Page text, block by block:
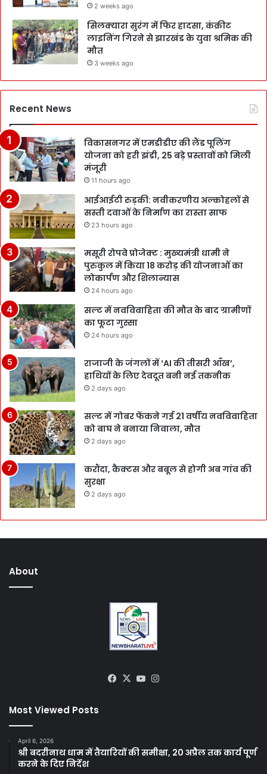
2 weeks ago
सिलक्यारा सुरंग में फिर हादसा, कंक्रीट
लाइनिंग गिरने से झारखंड के युवा श्रमिक की
मौत
3 weeks ago
Recent News
विकासनगर में एमडीडीए की लैंड पूलिंग
योजना को हरी झंडी, 25 बड़े प्रस्तावों को मिली
मंजूरी
11 hours ago
आईआईटी रुड़की: नवीकरणीय अल्कोहलों से
सस्ती दवाओं के निर्माण का रास्ता साफ
23 hours ago
मसूरी रोपवे प्रोजेक्ट : मुख्‍यमंत्री धामी ने
पुरुकुल में किया 18 करोड़ की योजनाओं का
लोकार्पण और शिलान्यास
24 hours ago
सल्ट में नवविवाहिता की मौत के बाद ग्रामीणों
का फूटा गुस्सा
24 hours ago
राजाजी के जंगलों में ‘AI की तीसरी आँख’,
हाथियों के लिए देवदूत बनी नई तकनीक
2 days ago
सल्ट में गोबर फेंकने गई 21 वर्षीय नवविवाहिता
को बाघ ने बनाया निवाला, मौत
2 days ago
करौंदा, कैक्टस और बबूल से होगी अब गांव की
सुरक्षा
2 days ago
About
Facebook
X YouTube
Most Viewed Posts
April 6, 2026
श्री बदरीनाथ धाम में तैयारियों की समीक्षा, 20 अप्रैल तक कार्य पूर्ण
करने के दिए निर्देश